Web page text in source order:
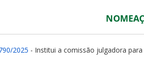
2025 - Institui a comissão julgadora